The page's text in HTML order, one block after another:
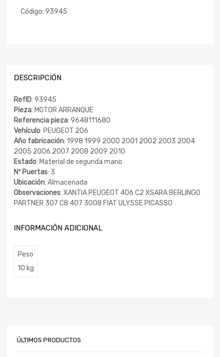
Código: 93945
DESCRIPCIÓN
RefID: 93945
Pieza: MOTOR ARRANQUE
Referencia pieza: 9648111680
Vehículo: PEUGEOT 206
Año fabricación: 1998 1999 2000 2001 2002 2003 2004
2005 2006 2007 2008 2009 2010
Estado: Material de segunda mano
Nº Puertas: 3
Ubicación: Almacenada
Observaciones: XANTIA PEUGEOT 406 C2 XSARA BERLINGO
PARTNER 307 C8 407 3008 FIAT ULYSSE PICASSO
INFORMACIÓN ADICIONAL
Peso
10 kg
ÚLTIMOS PRODUCTOS